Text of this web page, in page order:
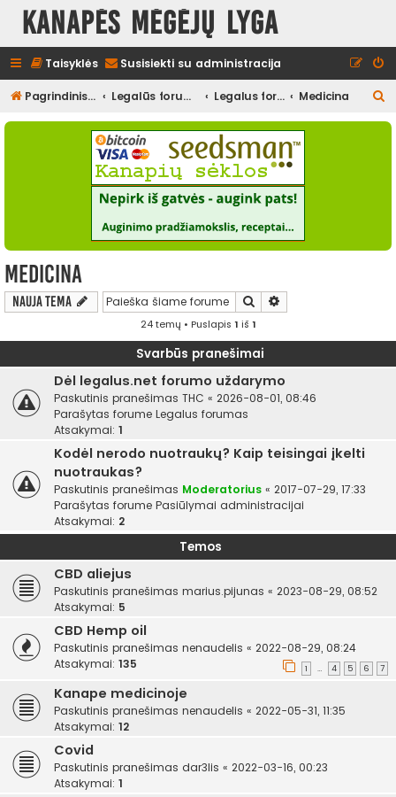
Kanapės mėgėjų lyga
Taisyklės Susisiekti su administracija
Pagrindinis diskusijų puslapis Legalūs forumai Legalus forumas Medicina
e
Medicina
Nauja tema Ieškoti
24 temų • Puslapis 1 iš 1
Svarbūs pranešimai
Dėl legalus.net forumo uždarymo
Paskutinis pranešimas THC « 2026-08-01, 08:46
Parašytas forume Legalus forumas
Atsakymai: 1
Kodėl nerodo nuotraukų? Kaip teisingai įkelti
nuotraukas?
Paskutinis pranešimas Moderatorius « 2017-07-29, 17:33
Parašytas forume Pasiūlymai administracijai
Atsakymai: 2
Temos
CBD aliejus
Paskutinis pranešimas marius.pijunas « 2023-08-29, 08:52
Atsakymai: 5
CBD Hemp oil
Paskutinis pranešimas nenaudelis « 2022-08-29, 08:24
Atsakymai: 135 1 … 4 5 6 7
Kanape medicinoje
Paskutinis pranešimas nenaudelis « 2022-05-31, 11:35
Atsakymai: 12
Covid
Paskutinis pranešimas dar3lis « 2022-03-16, 00:23
Atsakymai: 1